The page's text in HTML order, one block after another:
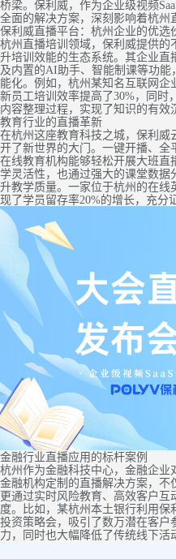
桥梁。保利威，作为企业级视频
全面的解决方案，深刻影响着杭州
保利威直播平台：杭州企业的优选
杭州直播培训领域，保利威提供的
升培训效能的生态系统。其企业直
及内置的AI助手、智能制课等功
能化。例如，杭州某知名互联网
新员工培训效率提高了30%，同时
内容整理过程，实现了知识的有效
教育行业的直播革新
在杭州这座教育科技之城，保利威
开了新世界的大门。一键开播、全
在线教育机构能够轻松开展大班
学灵活性，也通过强大的课堂数据
升教学质量。一家位于杭州的在线
现了学员留存率20%的增长，充分
金融行业直播应用的标杆案例
杭州作为金融科技中心，金融企业
金融机构定制的直播解决方案，不
更通过实时风险教育、高效客户
度。比如，某杭州本土银行利用
投资策略会，吸引了数万潜在客户
力，同时也大幅降低了传统线下活